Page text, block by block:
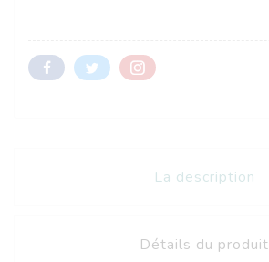
La description
Détails du produit